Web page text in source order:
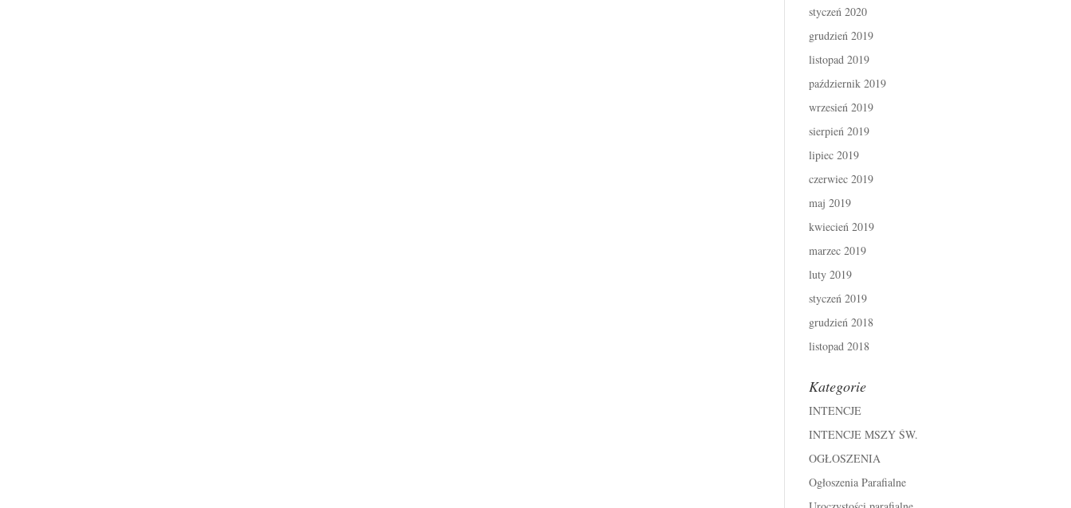
styczeń 2020
grudzień 2019
listopad 2019
październik 2019
wrzesień 2019
sierpień 2019
lipiec 2019
czerwiec 2019
maj 2019
kwiecień 2019
marzec 2019
luty 2019
styczeń 2019
grudzień 2018
listopad 2018
Kategorie
INTENCJE
INTENCJE MSZY ŚW.
OGŁOSZENIA
Ogłoszenia Parafialne